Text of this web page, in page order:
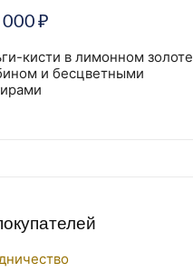
₽
кисти в лимонном золоте
и бесцветными